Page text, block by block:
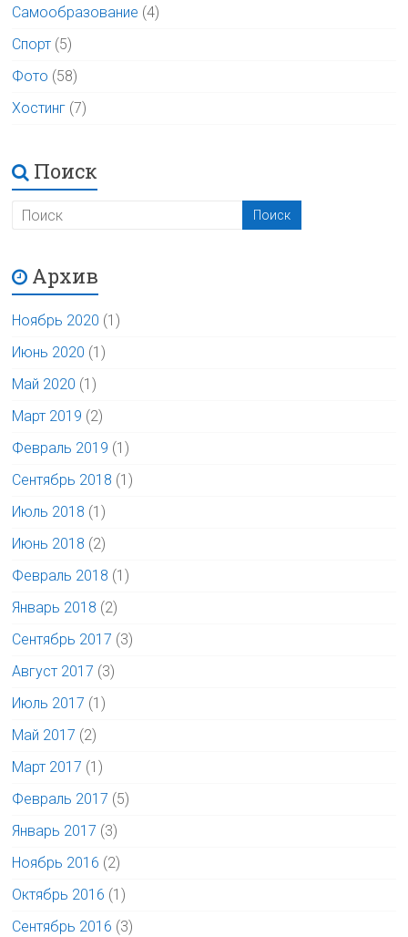
Самообразование (4)
Спорт (5)
Фото (58)
Хостинг (7)
Поиск
Архив
Ноябрь 2020 (1)
Июнь 2020 (1)
Май 2020 (1)
Март 2019 (2)
Февраль 2019 (1)
Сентябрь 2018 (1)
Июль 2018 (1)
Июнь 2018 (2)
Февраль 2018 (1)
Январь 2018 (2)
Сентябрь 2017 (3)
Август 2017 (3)
Июль 2017 (1)
Май 2017 (2)
Март 2017 (1)
Февраль 2017 (5)
Январь 2017 (3)
Ноябрь 2016 (2)
Октябрь 2016 (1)
Сентябрь 2016 (3)